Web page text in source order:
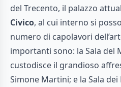
del Trecento, il palazzo
Civico, al cui interno si
numero di capolavori
importanti sono: la Sala del
custodisce il grandioso
Simone Martini; e la Sala